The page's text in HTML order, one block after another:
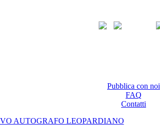
Pubblica con noi
FAQ
Contatti